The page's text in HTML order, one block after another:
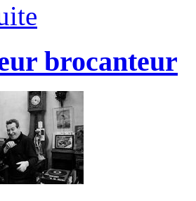
brocanteur